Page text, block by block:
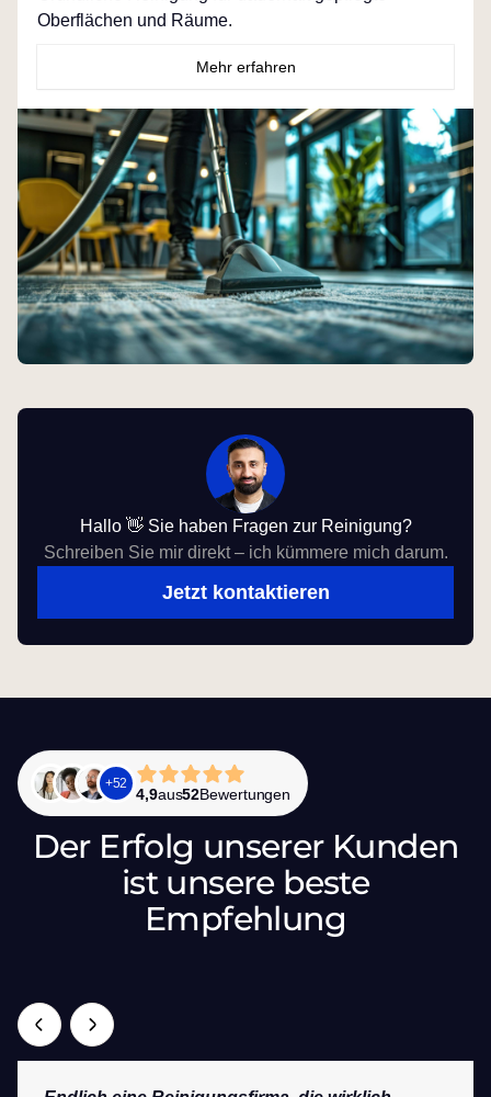
Oberflächen und Räume.
Mehr erfahren
Hallo 👋 Sie haben Fragen zur Reinigung?
Schreiben Sie mir direkt – ich kümmere mich darum.
Jetzt kontaktieren
+52
4,9aus52Bewertungen
Der Erfolg unserer Kunden
ist unsere beste
Empfehlung